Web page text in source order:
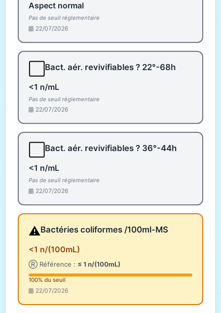
Aspect normal
Pas de seuil réglementaire
22/07/2026
Bact. aér. revivifiables ? 22°-68h
<1 n/mL
Pas de seuil réglementaire
22/07/2026
Bact. aér. revivifiables ? 36°-44h
<1 n/mL
Pas de seuil réglementaire
22/07/2026
⚠️Bactéries coliformes /100ml-MS
<1 n/(100mL)
Ⓡ Référence : ≤ 1 n/(100mL)
100% du seuil
22/07/2026